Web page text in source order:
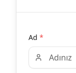
Ad *